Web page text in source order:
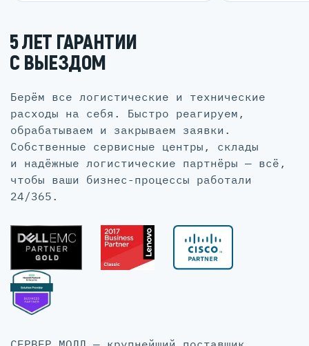
5 ЛЕТ ГАРАНТИИ
С ВЫЕЗДОМ
Берём все логистические и технические
расходы на себя. Быстро реагируем,
обрабатываем и закрываем заявки.
Собственные сервисные центры, склады
и надёжные логистические партнёры — всё,
чтобы ваши бизнес-процессы работали
24/365.